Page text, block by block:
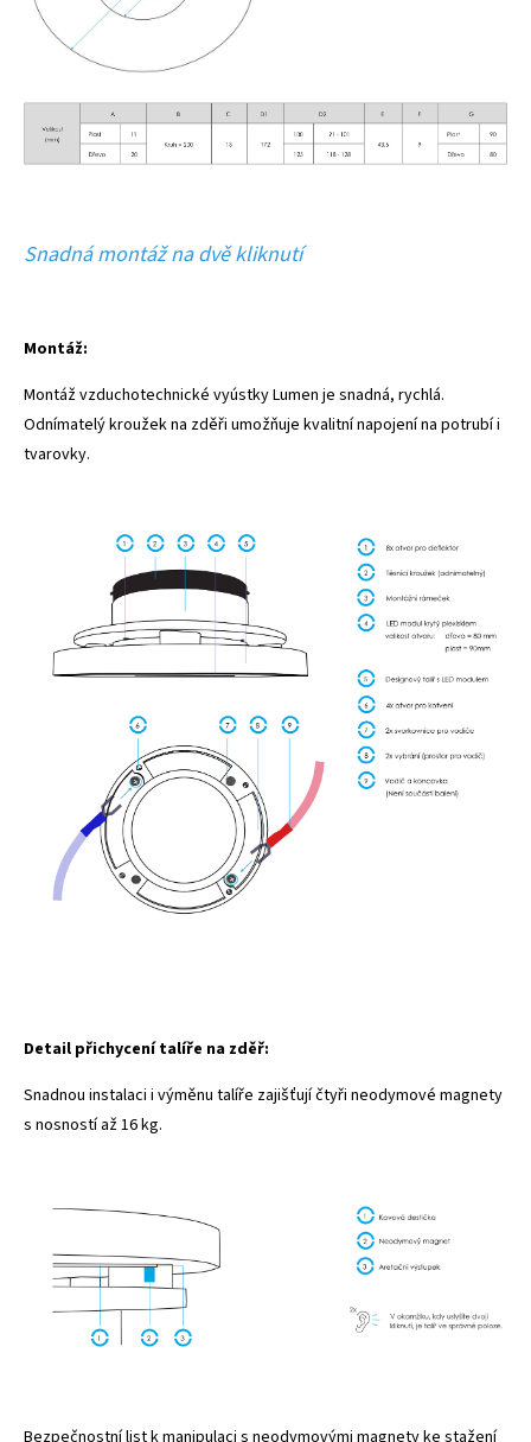
Snadná montáž na dvě kliknutí
Montáž:
Montáž vzduchotechnické vyústky Lumen je snadná, rychlá.
Odnímatelý kroužek na zděři umožňuje kvalitní napojení na potrubí i
tvarovky.
Detail přichycení talíře na zděř:
Snadnou instalaci i výměnu talíře zajišťují čtyři neodymové magnety
s nosností až 16 kg.
Bezpečnostní list k manipulaci s neodymovými magnety ke stažení